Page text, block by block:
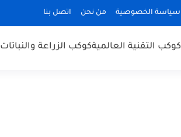
سياسة الخصوصية من نحن اتصل بنا
كوكب التقنية العالميةكوكب الزراعة والنباتات